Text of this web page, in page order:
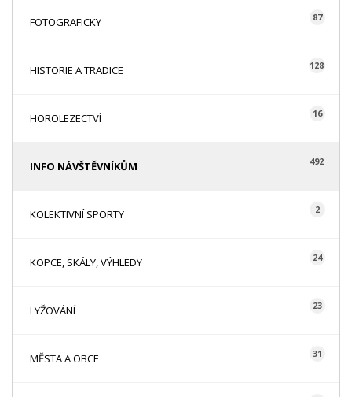
FOTOGRAFICKY 87
HISTORIE A TRADICE 128
HOROLEZECTVÍ 16
INFO NÁVŠTĚVNÍKŮM 492
KOLEKTIVNÍ SPORTY 2
KOPCE, SKÁLY, VÝHLEDY 24
LYŽOVÁNÍ 23
MĚSTA A OBCE 31